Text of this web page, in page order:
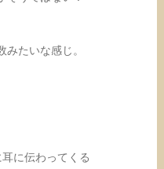
たいな感じ。
に伝わってくる